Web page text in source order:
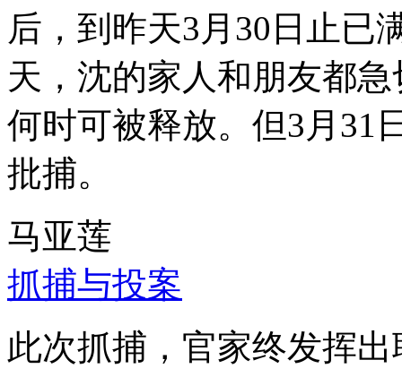
后，到昨天3月30日止已
天，沈的家人和朋友都
何时可被释放。但3月31
批捕。
马亚莲
抓捕与投案
此次抓捕，官家终发挥